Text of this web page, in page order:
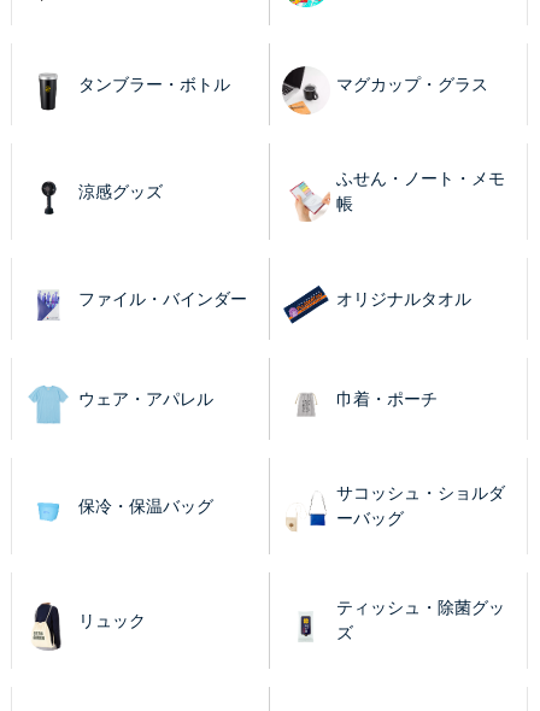
タンブラー・ボトル マグカップ・グラス
涼感グッズ
ふせん・ノート・メモ
帳
ファイル・バインダー オリジナルタオル
ウェア・アパレル 巾着・ポーチ
保冷・保温バッグ
サコッシュ・ショルダ
ーバッグ
リュック
ティッシュ・除菌グッ
ズ